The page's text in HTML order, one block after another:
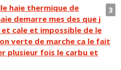
3
haie thermique de
demarre mes des que j
cale et impossible de le
verte de marche ca le fait
plusieur fois le carbu et